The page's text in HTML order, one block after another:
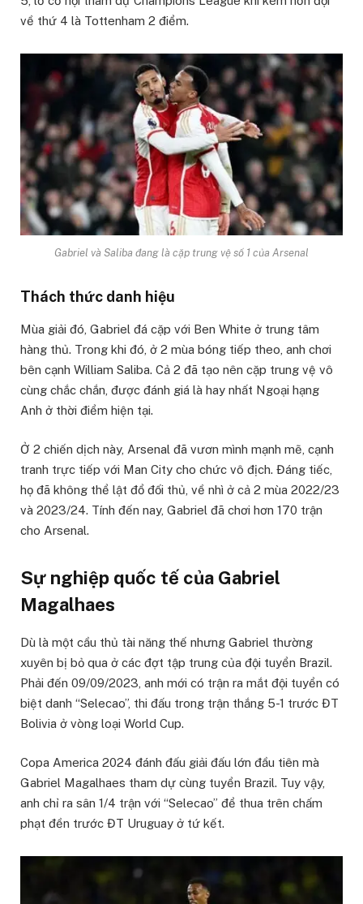
về thứ 4 là Tottenham 2 điểm.
Gabriel và Saliba đang là cặp trung vệ số 1 của Arsenal
Thách thức danh hiệu
Mùa giải đó, Gabriel đá cặp với Ben White ở trung tâm
hàng thủ. Trong khi đó, ở 2 mùa bóng tiếp theo, anh chơi
bên cạnh William Saliba. Cả 2 đã tạo nên cặp trung vệ vô
cùng chắc chắn, được đánh giá là hay nhất Ngoại hạng
Anh ở thời điểm hiện tại.
Ở 2 chiến dịch này, Arsenal đã vươn mình mạnh mẽ, cạnh
tranh trực tiếp với Man City cho chức vô địch. Đáng tiếc,
họ đã không thể lật đổ đối thủ, về nhì ở cả 2 mùa 2022/23
và 2023/24. Tính đến nay, Gabriel đã chơi hơn 170 trận
cho Arsenal.
Sự nghiệp quốc tế của Gabriel
Magalhaes
Dù là một cầu thủ tài năng thế nhưng Gabriel thường
xuyên bị bỏ qua ở các đợt tập trung của đội tuyển Brazil.
Phải đến 09/09/2023, anh mới có trận ra mắt đội tuyển có
biệt danh “Selecao”, thi đấu trong trận thắng 5-1 trước ĐT
Bolivia ở vòng loại World Cup.
Copa America 2024 đánh đấu giải đấu lớn đầu tiên mà
Gabriel Magalhaes tham dự cùng tuyển Brazil. Tuy vậy,
anh chỉ ra sân 1/4 trận với “Selecao” để thua trên chấm
phạt đền trước ĐT Uruguay ở tứ kết.